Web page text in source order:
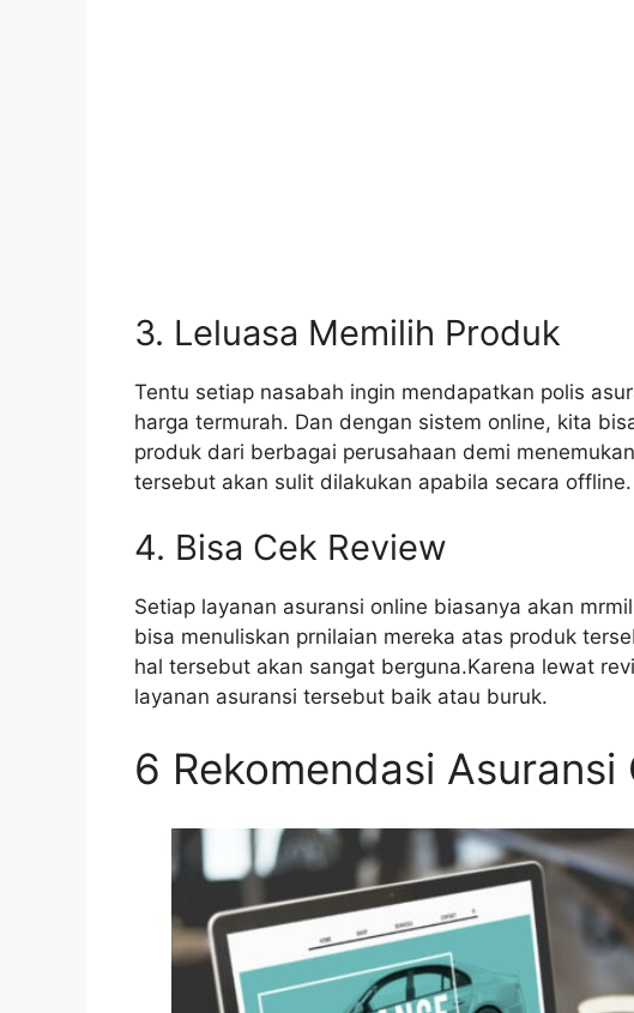
3. Leluasa Memilih Produk
Tentu setiap nasabah ingin mendapatkan polis
harga termurah. Dan dengan sistem online, kita
produk dari berbagai perusahaan demi
tersebut akan sulit dilakukan apabila secara offline.
4. Bisa Cek Review
Setiap layanan asuransi online biasanya akan
bisa menuliskan prnilaian mereka atas produk
hal tersebut akan sangat berguna.Karena lewat
layanan asuransi tersebut baik atau buruk.
6 Rekomendasi Asuransi